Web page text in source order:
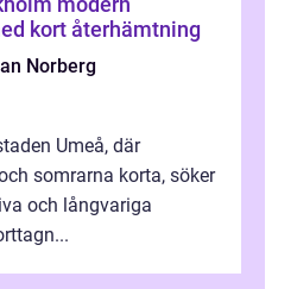
kort återhämtning
Norberg
Umeå, där
somrarna korta, söker
och långvariga